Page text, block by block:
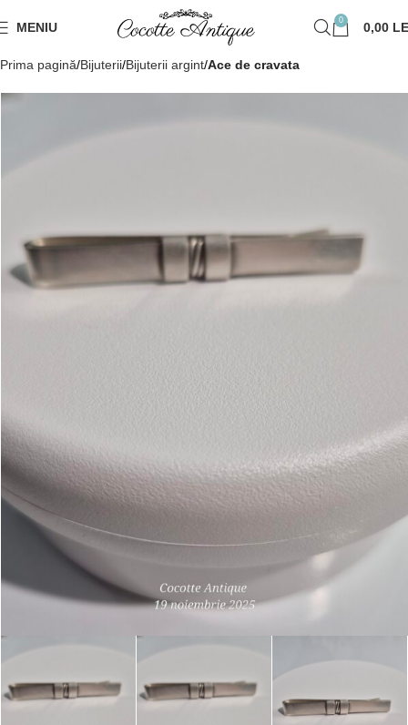
MENIU 0 0,00
Prima pagină Bijuterii Bijuterii argint Ace de cravata